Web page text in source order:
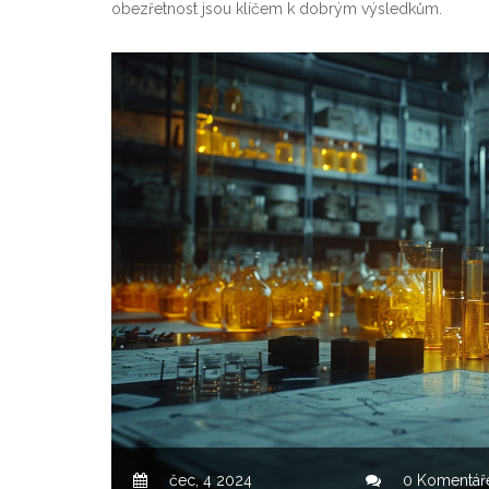
obezřetnost jsou klíčem k dobrým výsledkům.
čec, 4 2024 0